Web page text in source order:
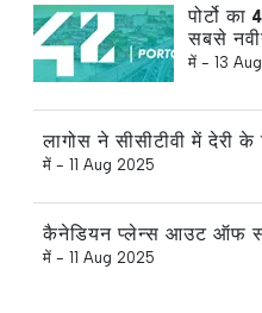
पोर्टो
सबसे
में - 13
लागोस ने सीसीटीवी में देरी
में - 11 Aug 2025
कैनेडियन प्लेन्स आउट ऑफ
में - 11 Aug 2025